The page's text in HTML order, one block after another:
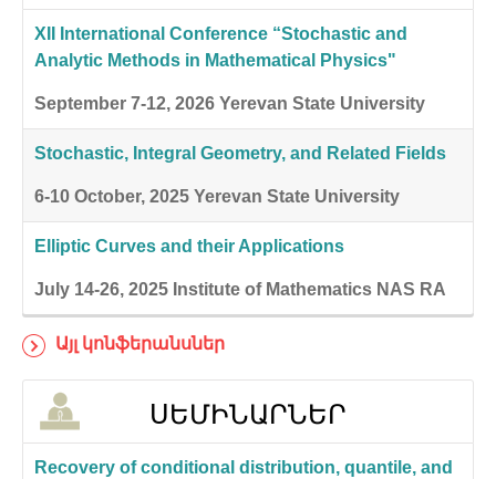
XII International Conference “Stochastic and
Analytic Methods in Mathematical Physics"
September 7-12, 2026 Yerevan State University
Stochastic, Integral Geometry, and Related Fields
6-10 October, 2025 Yerevan State University
Elliptic Curves and their Applications
July 14-26, 2025 Institute of Mathematics NAS RA
Այլ կոնֆերանսներ
ՍԵՄԻՆԱՐՆԵՐ
Recovery of conditional distribution, quantile, and